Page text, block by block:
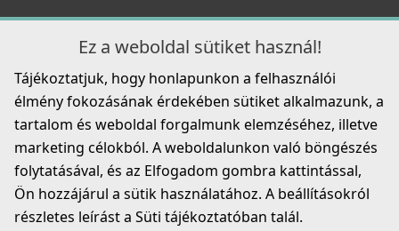
Ez a weboldal sütiket használ!
Tájékoztatjuk, hogy honlapunkon a felhasználói
élmény fokozásának érdekében sütiket alkalmazunk, a
tartalom és weboldal forgalmunk elemzéséhez, illetve
marketing célokból. A weboldalunkon való böngészés
folytatásával, és az Elfogadom gombra kattintással,
Ön hozzájárul a sütik használatához. A beállításokról
részletes leírást a Süti tájékoztatóban talál.